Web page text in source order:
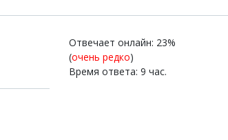
Отвечает онлайн: 23%
(очень редко)
Время ответа: 9 час.